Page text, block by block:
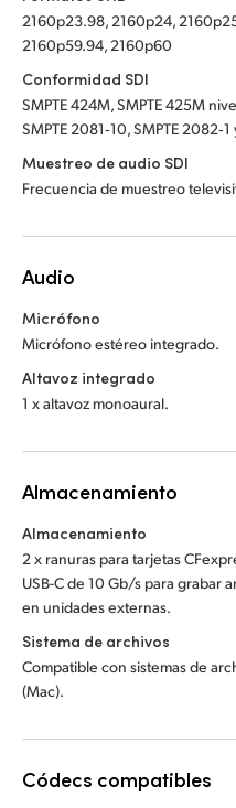
2160p23.98, 2160p24,
2160p59.94, 2160p60
Conformidad SDI
SMPTE 424M, SMPTE 425M
SMPTE 2081‑10, SMPTE
Muestreo de audio SDI
Frecuencia de muestreo
Audio
Micrófono
Micrófono estéreo integrado.
Altavoz integrado
1 x altavoz monoaural.
Almacenamiento
Almacenamiento
2 x ranuras para tarjetas
USB-C de 10 Gb/s para grabar
en unidades externas.
Sistema de archivos
Compatible con sistemas de
(Mac).
Códecs compatibles